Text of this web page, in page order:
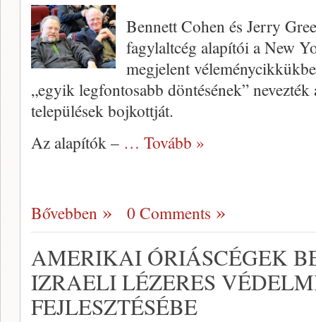
Bennett Cohen és Jerry
fagylaltcég alapítói a New
megjelent
„egyik legfontosabb döntésének”
települések bojkottját.
Az alapítók – … Tovább »
Bővebben 0 Comments
AMERIKAI ÓRIÁSCÉGEK
IZRAELI LÉZERES
FEJLESZTÉSÉBE